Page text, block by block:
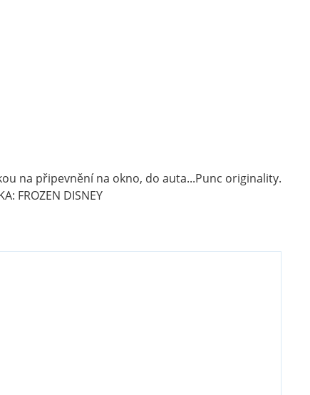
na připevnění na okno, do auta...Punc originality.
FROZEN DISNEY